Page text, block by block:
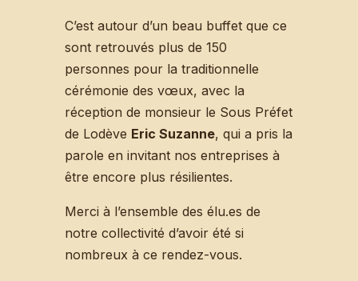
C’est autour d’un beau buffet que ce
sont retrouvés plus de 150
personnes pour la traditionnelle
cérémonie des vœux, avec la
réception de monsieur le Sous Préfet
de Lodève Eric Suzanne, qui a pris la
parole en invitant nos entreprises à
être encore plus résilientes.
Merci à l’ensemble des élu.es de
notre collectivité d’avoir été si
nombreux à ce rendez-vous.